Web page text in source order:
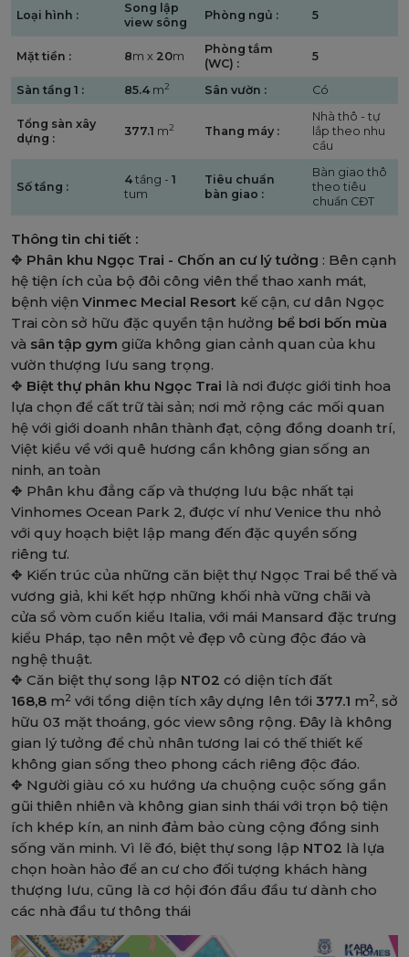
Loại hình :
Song lập
view sông
Phòng ngủ : 5
Mặt tiền : 8m x 20m
Phòng tắm
(WC) :
5
Sàn tầng 1 : 85.4 m2 Sân vườn : Có
Tổng sàn xây
dựng :
377.1 m2 Thang máy :
Nhà thô - tự
lắp theo nhu
cầu
Số tầng :
4tầng -1
tum
Tiêu chuẩn
bàn giao :
Bàn giao thô
theo tiêu
chuẩn CĐT
Thông tin chi tiết :
✥ Phân khu Ngọc Trai - Chốn an cư lý tưởng : Bên cạnh
hệ tiện ích của bộ đôi công viên thể thao xanh mát,
bệnh viện Vinmec Mecial Resort kế cận, cư dân Ngọc
Trai còn sở hữu đặc quyền tận hưởng bể bơi bốn mùa
và sân tập gym giữa không gian cảnh quan của khu
vườn thượng lưu sang trọng.
✥ Biệt thự phân khu Ngọc Trai là nơi được giới tinh hoa
lựa chọn để cất trữ tài sản; nơi mở rộng các mối quan
hệ với giới doanh nhân thành đạt, cộng đồng doanh trí,
Việt kiều về với quê hương cần không gian sống an
ninh, an toàn
✥ Phân khu đẳng cấp và thượng lưu bậc nhất tại
Vinhomes Ocean Park 2, được ví như Venice thu nhỏ
với quy hoạch biệt lập mang đến đặc quyền sống
riêng tư.
✥ Kiến trúc của những căn biệt thự Ngọc Trai bề thế và
vương giả, khi kết hợp những khối nhà vững chãi và
cửa sổ vòm cuốn kiểu Italia, với mái Mansard đặc trưng
kiểu Pháp, tạo nên một vẻ đẹp vô cùng độc đáo và
nghệ thuật.
✥ Căn biệt thự song lập NT02 có diện tích đất
168,8 m2 với tổng diện tích xây dựng lên tới 377.1 m2, sở
hữu 03 mặt thoáng, góc view sông rộng. Đây là không
gian lý tưởng để chủ nhân tương lai có thế thiết kế
không gian sống theo phong cách riêng độc đáo.
✥ Người giàu có xu hướng ưa chuộng cuộc sống gần
gũi thiên nhiên và không gian sinh thái với trọn bộ tiện
ích khép kín, an ninh đảm bảo cùng cộng đồng sinh
sống văn minh. Vì lẽ đó, biệt thự song lập NT02 là lựa
chọn hoàn hảo để an cư cho đối tượng khách hàng
thượng lưu, cũng là cơ hội đón đầu đầu tư dành cho
các nhà đầu tư thông thái